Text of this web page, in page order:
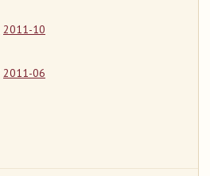
2011-10
2011-06